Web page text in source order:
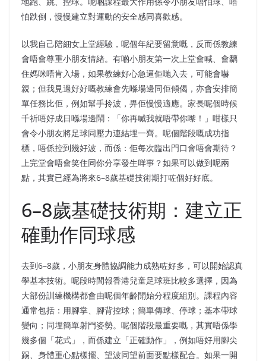
怕跌倒，慢慢建立對運動的安全感同喜歡感。
以我自己陪細女上堂經驗，呢個年紀要留意嘅，反而係教練
會唔會尊重小朋友情緒。有啲小朋友第一次上堂會喊、會黐
住媽咪唔肯入場，如果教練好心急逼佢哋入去，可能會嚇
親；但我見過好好嘅教練會先喺場邊同佢傾偈，亦會安排簡
單任務比佢，例如幫手拎波，畀佢慢慢適應。家長呢個時候
千祈唔好成日喺場邊鬧：「你再喊我就唔帶你嚟！」咁樣只
會令小朋友將足球同壓力連結埋一齊。呢個階段嘅成功指
標，唔係控到幾好波，而係：佢每次臨出門口會唔會期待？
上完堂會唔會笑住同你分享發生咩事？如果可以做到呢兩
點，其實已經為將來6–8歲基礎技術期打咗個好好底。
6–8歲基礎技術期：建立正
確動作同球感
去到6–8歲，小朋友身體協調能力成熟咗好多，可以開始認真
學基本技術。呢段時間報香港兒童足球班比較多選擇，因為
大部份訓練機構都會由呢個年齡開始分程度組別。課程內容
通常包括：用腳掌、腳背控球；簡單傳球、停球；基本帶球
變向；同埋簡單射門姿勢。呢個階段最重要嘅，其實唔係學
幾多個「花式」，而係建立「正確動作」，例如唔好用腳尖
踢、身體重心點樣擺、望波同望前面要點樣配合。如果一開